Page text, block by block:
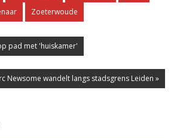
Zoeterwoude
pad met 'huiskamer'
Newsome wandelt langs stadsgrens Leiden »